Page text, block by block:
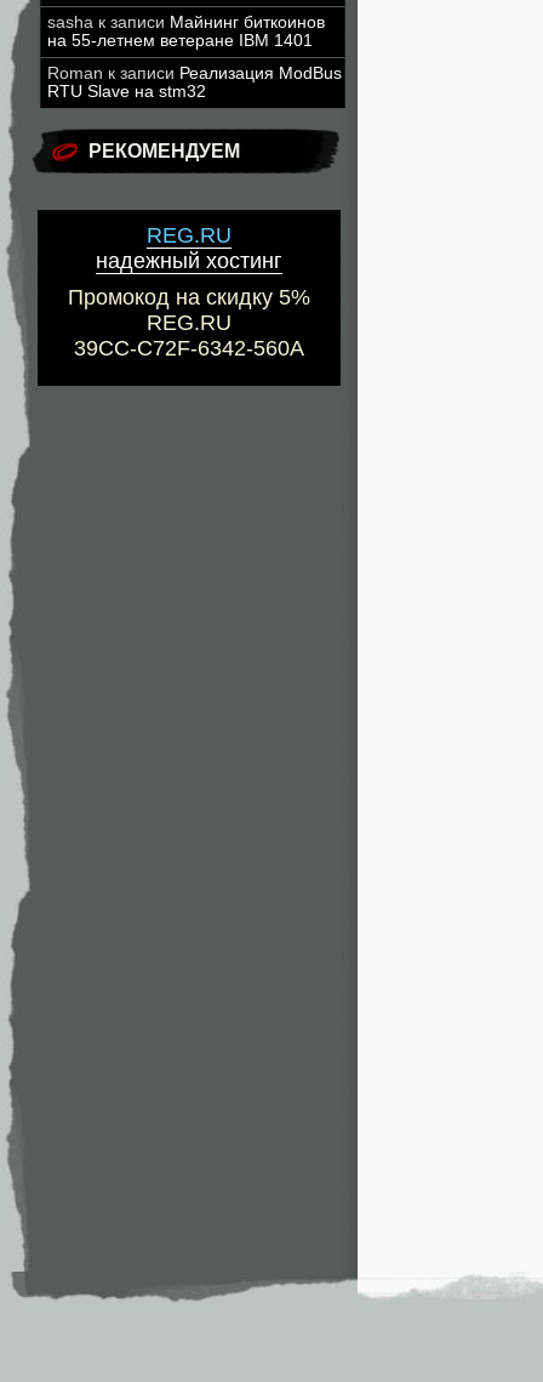
sasha к записи Майнинг биткоинов
на 55-летнем ветеране IBM 1401
Roman к записи Реализация ModBus
RTU Slave на stm32
РЕКОМЕНДУЕМ
REG.RU
надежный хостинг
Промокод на скидку 5%
REG.RU
39CC-C72F-6342-560A